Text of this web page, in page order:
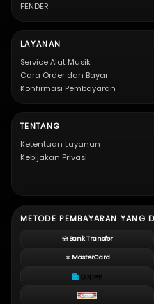
FENDER
LAYANAN
Service Alat Musik
Cara Order dan Bayar
Konfirmasi Pembayaran
TENTANG
Ketentuan Layanan
Kebijakan Privasi
METODE PEMBAYARAN YANG
Bank Transfer
MasterCard